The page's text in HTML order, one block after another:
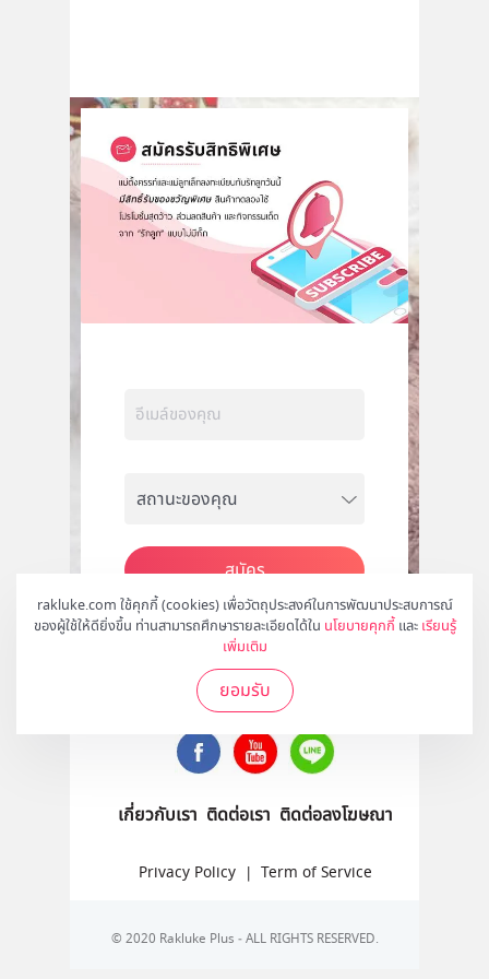
rakluke.com ใช้คุกกี้ (cookies) เพื่อวัตถุประสงค์ในการพัฒนาประสบการณ์
ของผู้ใช้ให้ดียิ่งขึ้น ท่านสามารถศึกษารายละเอียดได้ใน นโยบายคุกกี้ และ เรียนรู้
เพิ่มเติม
ยอมรับ
สมัคร
ติดตามเราได้ที่
เกี่ยวกับเรา ติดต่อเรา ติดต่อลงโฆษณา
Privacy Policy | Term of Service
© 2020 Rakluke Plus - ALL RIGHTS RESERVED.